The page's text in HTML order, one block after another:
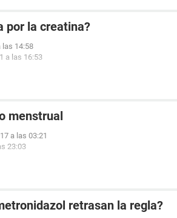
por la creatina?
las 14:58
a las 16:53
menstrual
a las 03:21
23:03
retrasan la regla?